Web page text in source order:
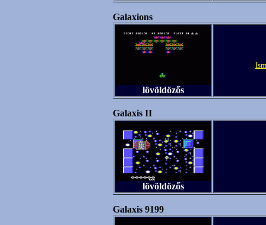
Galaxions
lövöldözős
Galaxis II
lövöldözős
Galaxis 9199